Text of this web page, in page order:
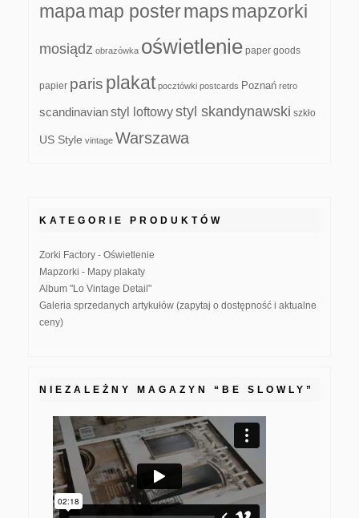
mapamap postermapsmapzorki
mosiądz obrazówka oświetlenie paper goods
papier paris plakat pocztówki postcards Poznań retro
scandinavianstyl loftowystyl skandynawski szkło
US Style vintage Warszawa
KATEGORIE PRODUKTÓW
Zorki Factory - Oświetlenie
Mapzorki - Mapy plakaty
Album "Lo Vintage Detail"
Galeria sprzedanych artykułów (zapytaj o dostępność i aktualne
ceny)
NIEZALEŻNY MAGAZYN “BE SLOWLY”